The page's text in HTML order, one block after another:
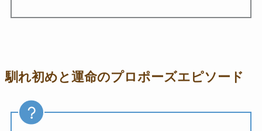
馴れ初めと運命のプロポーズエピソード